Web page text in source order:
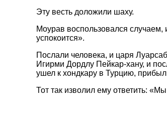
Эту весть доложили шаху.
Моурав воспользовался
успокоится».
Послали человека, и царя
Игирми Дордлу Пейкар-хану, и
ушел к хондкару в Турцию,
Тот так изволил ему ответить: